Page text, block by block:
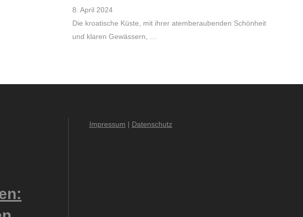
8. April 2024
Die kroatische Küste, mit ihrer atemberaubenden Schönheit
und klaren Gewässern, …
Impressum | Datenschutz